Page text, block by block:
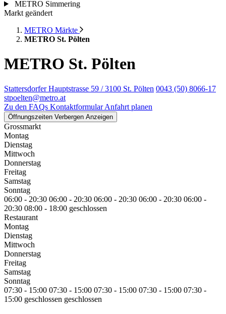
METRO Simmering
Markt geändert
METRO Märkte
METRO St. Pölten
METRO St. Pölten
Stattersdorfer Hauptstrasse 59 / 3100 St. Pölten 0043 (50) 8066-17
stpoelten@metro.at
Zu den FAQs KontaktformularAnfahrt planen
Öffnungszeiten Verbergen Anzeigen
Grossmarkt
Montag
Dienstag
Mittwoch
Donnerstag
Freitag
Samstag
Sonntag
06:00 - 20:30 06:00 - 20:30 06:00 - 20:30 06:00 - 20:30 06:00 -
20:30 08:00 - 18:00 geschlossen
Restaurant
Montag
Dienstag
Mittwoch
Donnerstag
Freitag
Samstag
Sonntag
07:30 - 15:00 07:30 - 15:00 07:30 - 15:00 07:30 - 15:00 07:30 -
15:00 geschlossen geschlossen